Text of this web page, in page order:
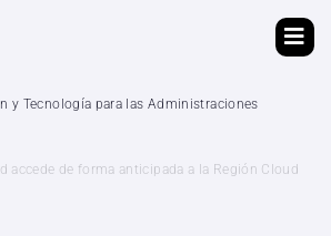
y Tecnología para las Administraciones
accede de forma anticipada a la Región Cloud